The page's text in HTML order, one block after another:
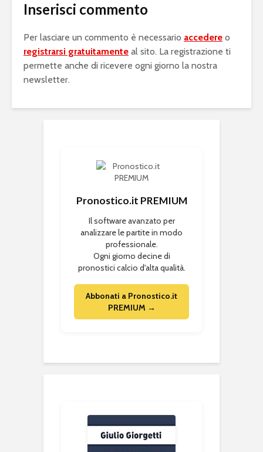
Inserisci commento
Per lasciare un commento è necessario accedere o
registrarsi gratuitamente al sito. La registrazione ti
permette anche di ricevere ogni giorno la nostra
newsletter.
Pronostico.it PREMIUM
Il software avanzato per
analizzare le partite in modo
professionale.
Ogni giorno decine di
pronostici calcio d'alta qualità.
Abbonati a Pronostico.it
PREMIUM →